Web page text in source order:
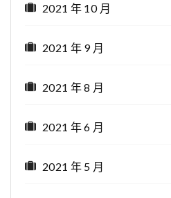
2021 年 10 月
2021 年 9 月
2021 年 8 月
2021 年 6 月
2021 年 5 月